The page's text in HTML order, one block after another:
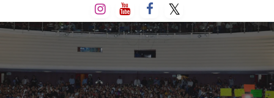
al